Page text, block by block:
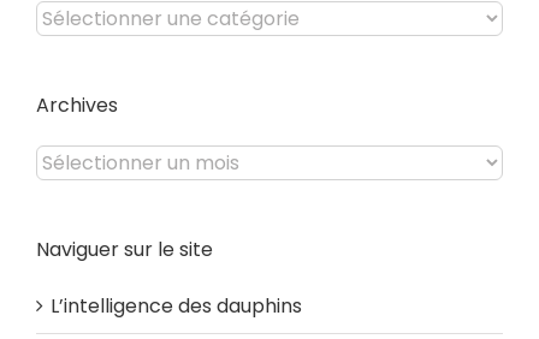
Catégories
du
Archives
Archives
Naviguer sur le site
L’intelligence des dauphins